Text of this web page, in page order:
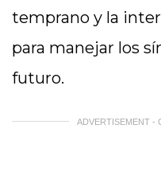
temprano y la
para manejar los
futuro.
ADVERTISEMENT -